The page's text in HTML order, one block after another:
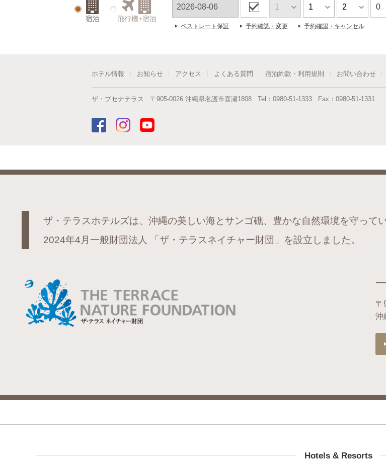
宿泊 飛行機+宿泊
0
ベストレート保証 予約確認・変更 予約確認・キャンセル
ホテル情報 お知らせ アクセス よくある質問 宿泊約款・利用規則 お問い合わせ
ザ・ブセナテラス 〒 905-0026 沖縄県名護市喜瀬1808 Tel： 0980-51-1333 Fax： 0980-51-1331
ザ・テラスホテルズは、沖縄の美しい海とサンゴ礁、豊かな自然環境を守ってい
2024年4月一般財団法人
「ザ・テラスネイチャー財団」を設立しました。
〒
沖
Hotels & Resorts